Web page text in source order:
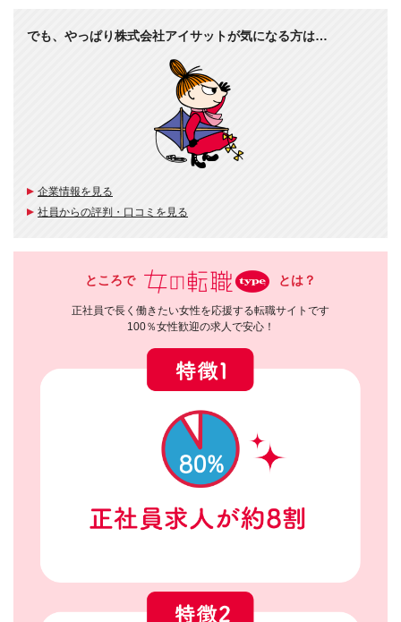
でも、やっぱり株式会社アイサットが気になる方は…
企業情報を見る
社員からの評判・口コミを見る
ところで とは？
正社員で長く働きたい女性を応援する転職サイトです
100％女性歓迎の求人で安心！